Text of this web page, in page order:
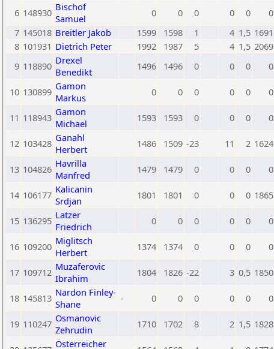
6 148930 Bischof
Samuel
0 0 0 0 0 0
7 145018 Breitler Jakob 1599 1598 1 4 1,5 1691
8 101931 Dietrich Peter 1992 1987 5 4 1,5 2069
9 118890 Drexel
Benedikt
1496 1496 0 0 0 0
10 130899 Gamon
Markus
0 0 0 0 0 0
11 118943 Gamon
Michael
1593 1593 0 0 0 0
12 103428 Ganahl
Herbert
1486 1509 -23 11 2 1624
13 104826 Havrilla
Manfred
1479 1479 0 0 0 0
14 106177 Kalicanin
Srdjan
1801 1801 0 0 0 1865
15 136295 Latzer
Friedrich
0 0 0 0 0 0
16 109200 Miglitsch
Herbert
1374 1374 0 0 0 0
17 109712 Muzaferovic
Ibrahim
1804 1826 -22 3 0,5 1850
18 145813 Nardon Finley-
Shane
- 0 0 0 0 0 0
19 110247 Osmanovic
Zehrudin
1710 1702 8 2 1,5 1828
Österreicher